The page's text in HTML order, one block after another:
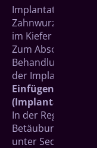
Implantation
Zahnwurzel an
im Kiefer
Zum Abschluss
Behandlungsplan
der
Einfügen der
(Implantation)
In der Regel
Betäubung aus. In
unter Sedierung